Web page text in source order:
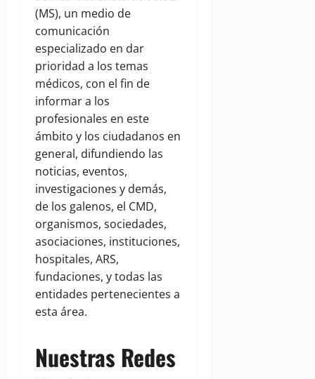
(MS), un medio de
comunicación
especializado en dar
prioridad a los temas
médicos, con el fin de
informar a los
profesionales en este
ámbito y los ciudadanos en
general, difundiendo las
noticias, eventos,
investigaciones y demás,
de los galenos, el CMD,
organismos, sociedades,
asociaciones, instituciones,
hospitales, ARS,
fundaciones, y todas las
entidades pertenecientes a
esta área.
Nuestras Redes